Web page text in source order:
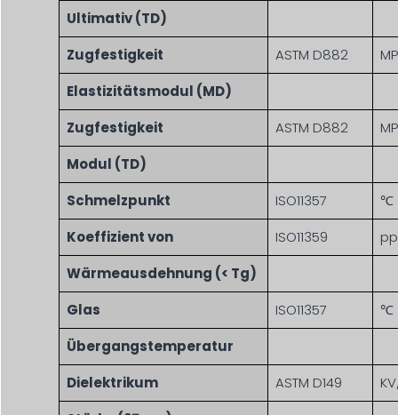
Ultimativ (TD)
Zugfestigkeit
ASTM D882
Elastizitätsmodul (MD)
Zugfestigkeit
ASTM D882
Modul (TD)
Schmelzpunkt
ISO11357
℃
Koeffizient von
ISO11359
Wärmeausdehnung (< Tg)
Glas
ISO11357
℃
Übergangstemperatur
Dielektrikum
ASTM D149